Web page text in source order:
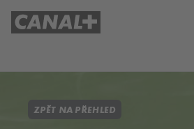
ZPĚT NA PŘEHLED